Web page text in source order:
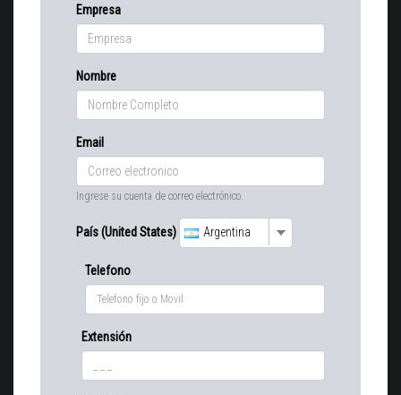
Empresa
Nombre
Email
Ingrese su cuenta de correo electrónico.
País (United States) Argentina
Telefono
Extensión